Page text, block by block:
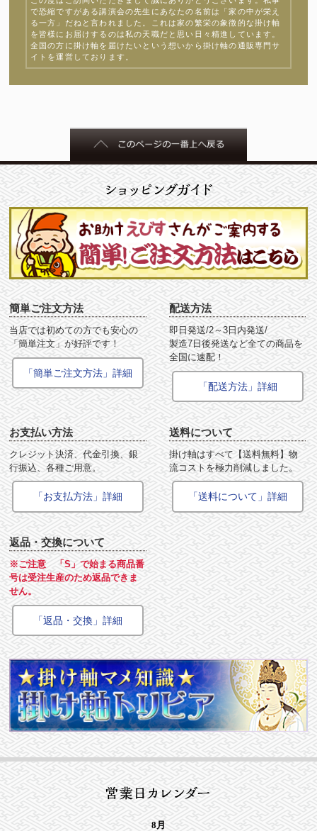
で恐縮ですがある講演会の先生にあなたの名前は「家の中が栄え
る一方」だねと言われました。これは家の繁栄の象徴的な掛け軸
を皆様にお届けするのは私の天職だと思い日々精進しています。
全国の方に掛け軸を届けたいという想いから掛け軸の通販専門サ
イトを運営しております。
簡単ご注文方法
当店では初めての方でも安心の
「簡単注文」が好評です！
「簡単ご注文方法」詳細
配送方法
即日発送/2～3日内発送/
製造7日後発送など全ての商品を
全国に速配！
「配送方法」詳細
お支払い方法
クレジット決済、代金引換、銀
行振込、各種ご用意。
「お支払方法」詳細
送料について
掛け軸はすべて【送料無料】物
流コストを極力削減しました。
「送料について」詳細
返品・交換について
※ご注意 「S」で始まる商品番
号は受注生産のため返品できま
せん。
「返品・交換」詳細